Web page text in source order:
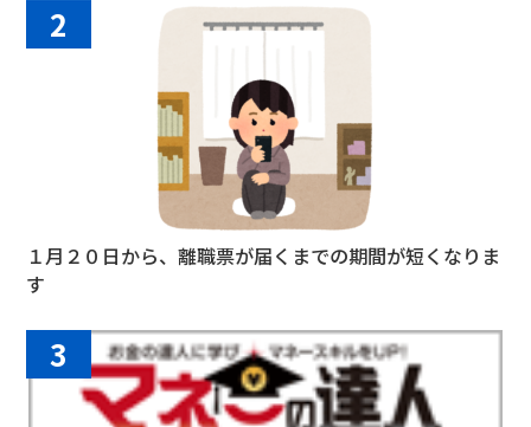
2
１月２０日から、離職票が届くまでの期間が短くなりま
す
3